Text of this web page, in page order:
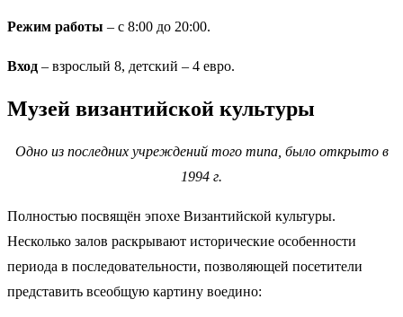
Режим работы – с 8:00 до 20:00.
Вход – взрослый 8, детский – 4 евро.
Музей византийской культуры
Одно из последних учреждений того типа, было открыто в
1994 г.
Полностью посвящён эпохе Византийской культуры.
Несколько залов раскрывают исторические особенности
периода в последовательности, позволяющей посетители
представить всеобщую картину воедино: